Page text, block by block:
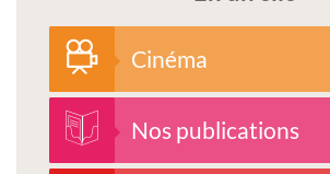
Cinéma
Nos publications